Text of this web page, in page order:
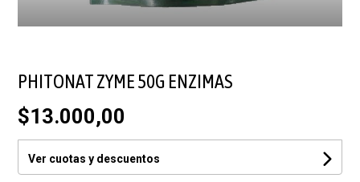
PHITONAT ZYME 50G ENZIMAS
$13.000,00
Ver cuotas y descuentos